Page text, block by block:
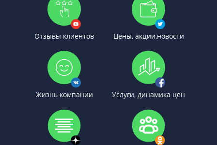
Отзывы клиентов Цены, акции,новости
Жизнь компании Услуги, динамика цен